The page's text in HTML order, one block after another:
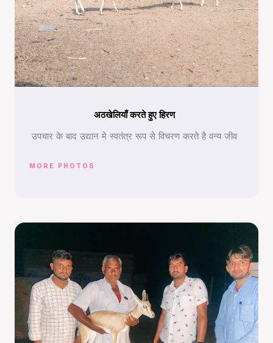
अठखेलियाँ करते हुए हिरण
उपचार के बाद उद्यान मे स्वतंत्र रूप से विचरण करते है वन्य जीव
MORE PHOTOS